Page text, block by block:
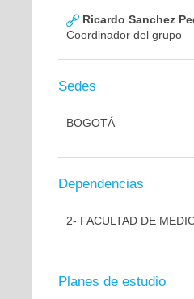
Ricardo Sanchez
Coordinador del grupo
Sedes
BOGOTÁ
Dependencias
2- FACULTAD DE
Planes de estudio